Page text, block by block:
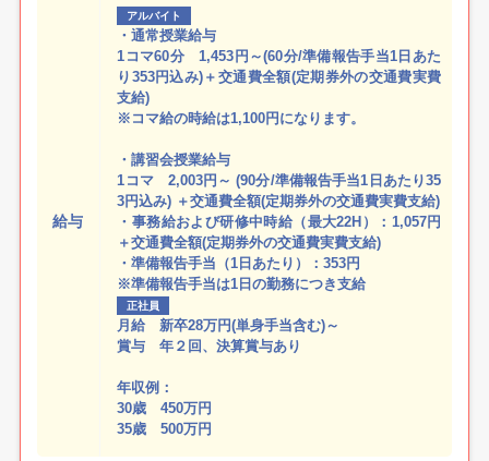
給与
アルバイト
・通常授業給与
1コマ60分 1,453円～(60分/準備報告手当1日あた
り353円込み)＋交通費全額(定期券外の交通費実費
支給)
※コマ給の時給は1,100円になります。
・講習会授業給与
1コマ 2,003円～ (90分/準備報告手当1日あたり35
3円込み) ＋交通費全額(定期券外の交通費実費支給)
・事務給および研修中時給（最大22H）：1,057円
＋交通費全額(定期券外の交通費実費支給)
・準備報告手当（1日あたり）：353円
※準備報告手当は1日の勤務につき支給
正社員
月給 新卒28万円(単身手当含む)～
賞与 年２回、決算賞与あり
年収例：
30歳 450万円
35歳 500万円